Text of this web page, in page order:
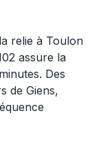
relie à Toulon
assure la
Des
de Giens,